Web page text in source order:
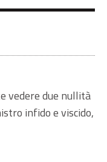
vedere due nullità
infido e viscido,